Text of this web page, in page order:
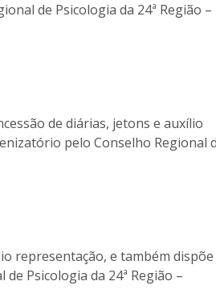
de Psicologia da 24ª Região –
de diárias, jetons e auxílio
pelo Conselho Regional
representação, e também dispõe
Psicologia da 24ª Região –